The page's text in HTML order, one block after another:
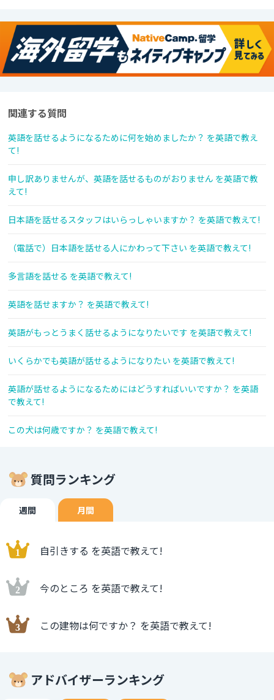
関連する質問
英語を話せるようになるために何を始めましたか？ を英語で教え
て!
申し訳ありませんが、英語を話せるものがおりません を英語で教
えて!
日本語を話せるスタッフはいらっしゃいますか？ を英語で教えて!
（電話で）日本語を話せる人にかわって下さい を英語で教えて!
多言語を話せる を英語で教えて!
英語を話せますか？ を英語で教えて!
英語がもっとうまく話せるようになりたいです を英語で教えて!
いくらかでも英語が話せるようになりたい を英語で教えて!
英語が話せるようになるためにはどうすればいいですか？ を英語
で教えて!
この犬は何歳ですか？ を英語で教えて!
質問ランキング
週間 月間
自引きする を英語で教えて!
今のところ を英語で教えて!
この建物は何ですか？ を英語で教えて!
アドバイザーランキング